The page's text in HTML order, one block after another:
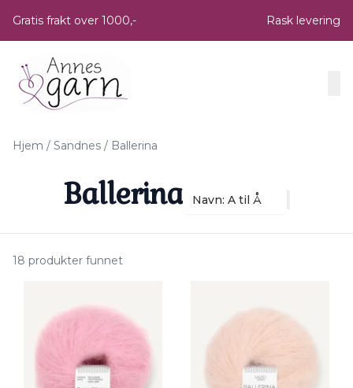
Gratis frakt over 1000,- Rask levering
Hjem / Sandnes / Ballerina
Ballerina Navn: A til Å
18 produkter funnet